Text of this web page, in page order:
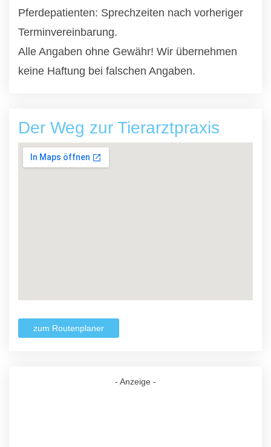
Pferdepatienten: Sprechzeiten nach vorheriger
Terminvereinbarung.
Alle Angaben ohne Gewähr! Wir übernehmen
keine Haftung bei falschen Angaben.
Der Weg zur Tierarztpraxis
zum Routenplaner
- Anzeige -